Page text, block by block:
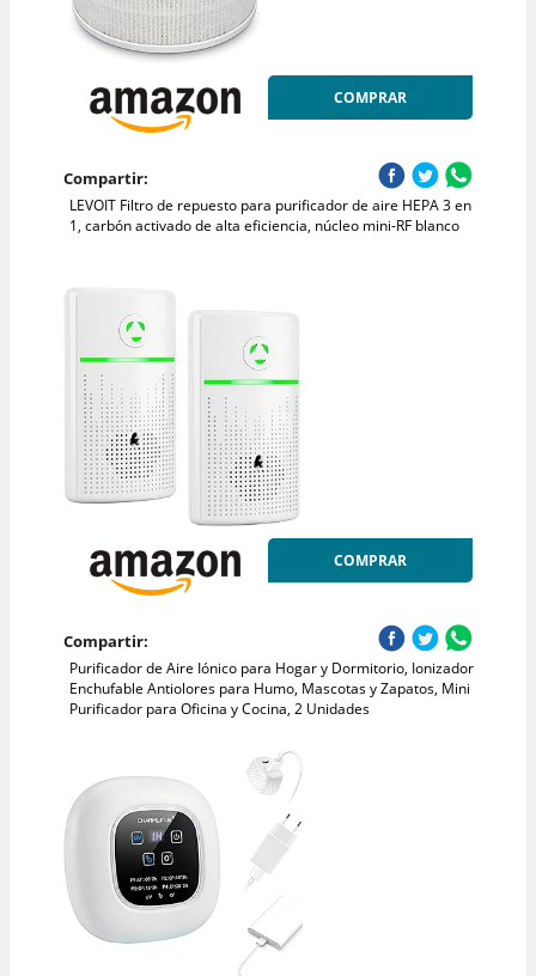
COMPRAR
Compartir:
LEVOIT Filtro de repuesto para purificador de aire HEPA 3 en
1, carbón activado de alta eficiencia, núcleo mini-RF blanco
COMPRAR
Compartir:
Purificador de Aire Iónico para Hogar y Dormitorio, Ionizador
Enchufable Antiolores para Humo, Mascotas y Zapatos, Mini
Purificador para Oficina y Cocina, 2 Unidades